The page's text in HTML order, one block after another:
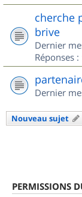
cherche
brive
Dernier
Réponses :
Dernier
Nouveau sujet
PERMISSIONS